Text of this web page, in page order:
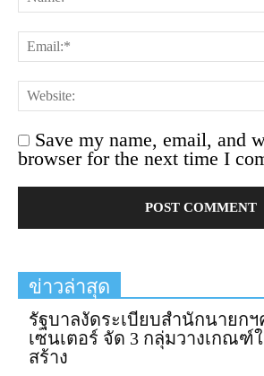
Save my name, email, and
browser for the next time I
ข่าวล่าสุด
รัฐบาลงัดระเบียบสำนักนายก
เซนเตอร์ จัด 3 กลุ่มวางเกณ
สร้าง